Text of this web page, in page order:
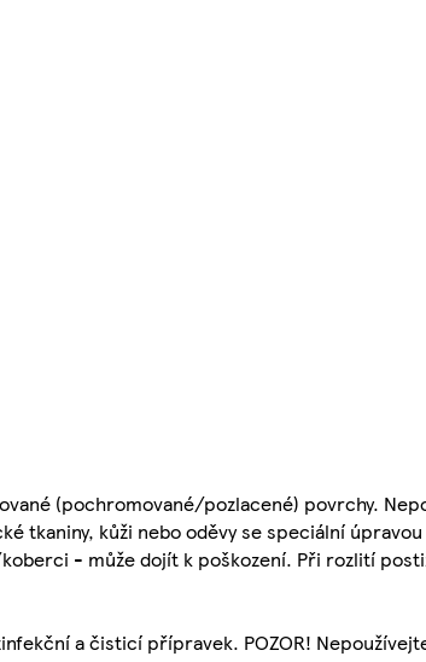
(pochromované/pozlacené) povrchy.
tkaniny, kůži nebo oděvy se speciální
- může dojít k poškození. Při rozlití
a čisticí přípravek. POZOR!